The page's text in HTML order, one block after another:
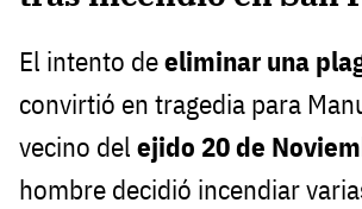
El intento deeliminar una
convirtió en tragedia para
vecino del ejido 20 de
hombre decidió incendiar